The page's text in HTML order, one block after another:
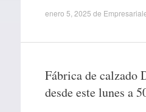
enero 5, 2025 de
Fábrica de calzado
desde este lunes a